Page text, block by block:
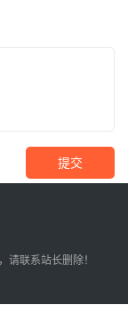
提交
请联系站长删除！